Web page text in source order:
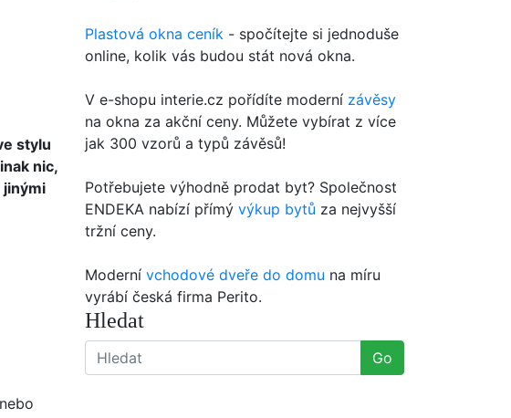
stylu
nic,
jinými
Plastová okna ceník - spočítejte si jednoduše
online, kolik vás budou stát nová okna.
V e-shopu interie.cz pořídíte moderní závěsy
na okna za akční ceny. Můžete vybírat z více
jak 300 vzorů a typů závěsů!
Potřebujete výhodně prodat byt? Společnost
ENDEKA nabízí přímý výkup bytů za nejvyšší
tržní ceny.
Moderní vchodové dveře do domu na míru
vyrábí česká firma Perito.
Hledat
Go